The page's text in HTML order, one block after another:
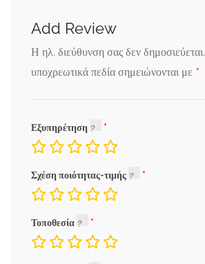
Add Review
Η ηλ. διεύθυνση σας δεν δημοσιεύεται.
υποχρεωτικά πεδία σημειώνονται με *
Εξυπηρέτηση
Σχέση ποιότητας-τιμής
Τοποθεσία